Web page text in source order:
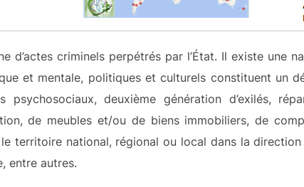
d’actes criminels perpétrés par l’État. Il existe une
et mentale, politiques et culturels constituent un
psychosociaux, deuxième génération d’exilés,
de meubles et/ou de biens immobiliers, de
territoire national, régional ou local dans la
entre autres.